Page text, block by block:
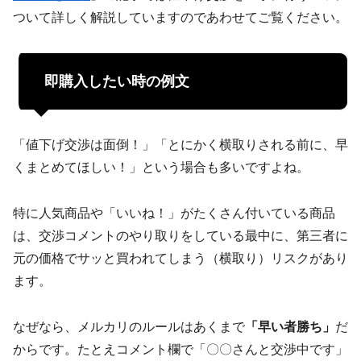
ついて詳しく解説していますのであわせてご覧ください。
即購入したい時の例文
「値下げ交渉は面倒！」「とにかく横取りされる前に、早
くまとめてほしい！」という場合も多いですよね。
特に人気商品や「いいね！」がたくさん付いている商品
は、交渉コメントのやり取りをしている最中に、第三者に
元の価格でサッと買われてしまう（横取り）リスクがあり
ます。
なぜなら、メルカリのルールはあくまで 「早い者勝ち」 だ
からです。たとえコメント欄で「〇〇さんと交渉中です」